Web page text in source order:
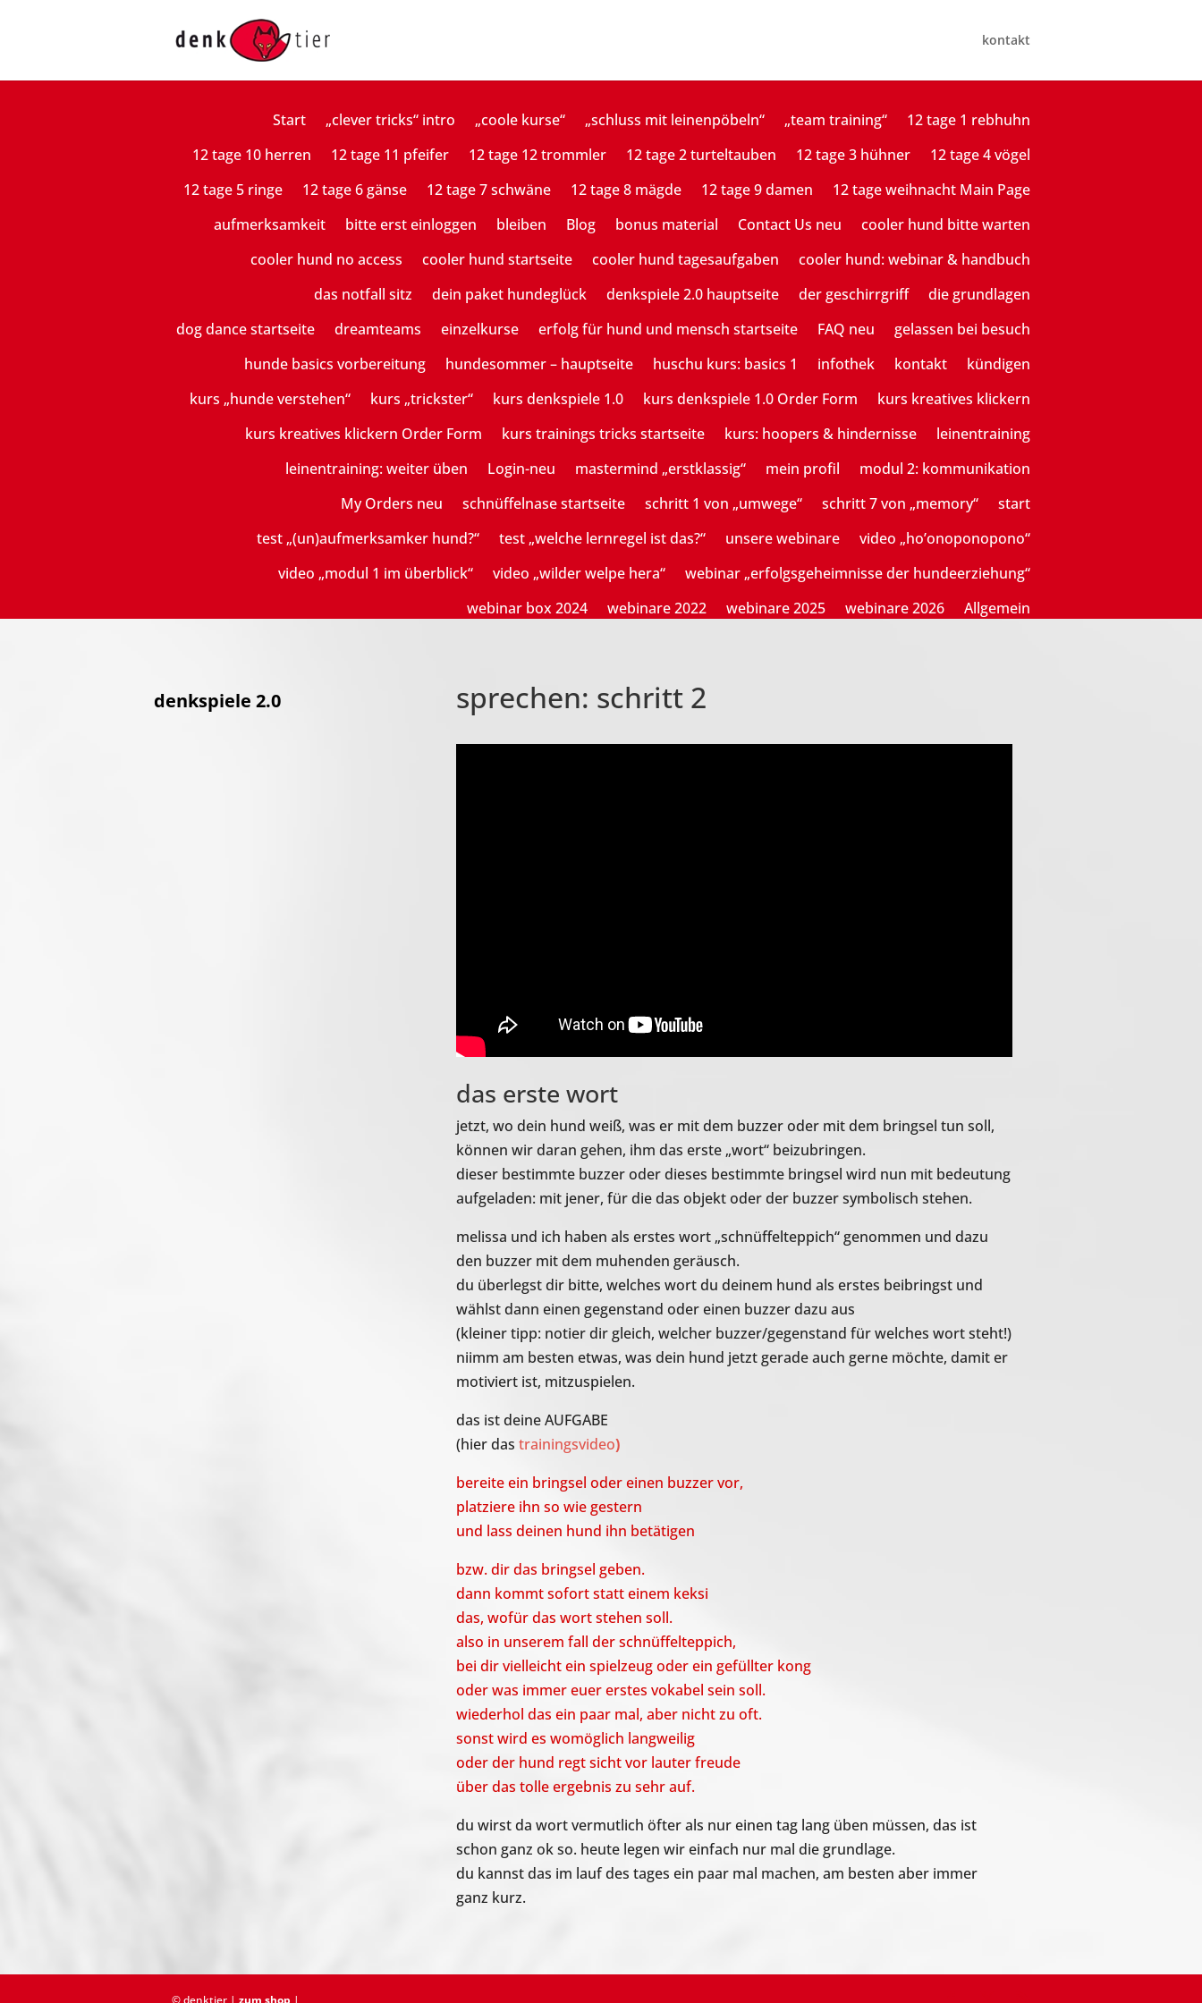
kontakt
Start „clever tricks“ intro „coole kurse“ „schluss mit leinenpöbeln“ „team training“
12 tage 1 rebhuhn
12 tage 10 herren
12 tage 11 pfeifer 12 tage 12 trommler 12 tage 2 turteltauben 12 tage 3 hühner
12 tage 4 vögel
12 tage 5 ringe
12 tage 6 gänse 12 tage 7 schwäne 12 tage 8 mägde 12 tage 9 damen
12 tage weihnacht Main Page
aufmerksamkeit
bitte erst einloggen bleiben Blog bonus material Contact Us neu
cooler hund bitte warten
cooler hund no access
cooler hund startseite cooler hund tagesaufgaben
cooler hund: webinar & handbuch
das notfall sitz
dein paket hundeglück denkspiele 2.0 hauptseite der geschirrgriff
die grundlagen
dog dance startseite
dreamteams einzelkurse erfolg für hund und mensch startseite FAQ neu
gelassen bei besuch
hunde basics vorbereitung
hundesommer – hauptseite huschu kurs: basics 1 infothek kontakt
kündigen
kurs „hunde verstehen“
kurs „trickster“ kurs denkspiele 1.0 kurs denkspiele 1.0 Order Form
kurs kreatives klickern
kurs kreatives klickern Order Form
kurs trainings tricks startseite kurs: hoopers & hindernisse
leinentraining
leinentraining: weiter üben
Login-neu mastermind „erstklassig“ mein profil
modul 2: kommunikation
My Orders neu
schnüffelnase startseite schritt 1 von „umwege“ schritt 7 von „memory“
start
test „(un)aufmerksamker hund?“
test „welche lernregel ist das?“ unsere webinare
video „ho’onoponopono“
video „modul 1 im überblick“
video „wilder welpe hera“
webinar „erfolgsgeheimnisse der hundeerziehung“
webinar box 2024
webinare 2022 webinare 2025 webinare 2026 Allgemein
denkspiele 2.0 sprechen: schritt 2
das erste wort
jetzt, wo dein hund weiß, was er mit dem buzzer oder mit dem bringsel tun soll,
können wir daran gehen, ihm das erste „wort“ beizubringen.
dieser bestimmte buzzer oder dieses bestimmte bringsel wird nun mit bedeutung
aufgeladen: mit jener, für die das objekt oder der buzzer symbolisch stehen.
melissa und ich haben als erstes wort „schnüffelteppich“ genommen und dazu
den buzzer mit dem muhenden geräusch.
du überlegst dir bitte, welches wort du deinem hund als erstes beibringst und
wählst dann einen gegenstand oder einen buzzer dazu aus
(kleiner tipp: notier dir gleich, welcher buzzer/gegenstand für welches wort steht!)
niimm am besten etwas, was dein hund jetzt gerade auch gerne möchte, damit er
motiviert ist, mitzuspielen.
das ist deine AUFGABE
(hier das trainingsvideo)
bereite ein bringsel oder einen buzzer vor,
platziere ihn so wie gestern
und lass deinen hund ihn betätigen
bzw. dir das bringsel geben.
dann kommt sofort statt einem keksi
das, wofür das wort stehen soll.
also in unserem fall der schnüffelteppich,
bei dir vielleicht ein spielzeug oder ein gefüllter kong
oder was immer euer erstes vokabel sein soll.
wiederhol das ein paar mal, aber nicht zu oft.
sonst wird es womöglich langweilig
oder der hund regt sicht vor lauter freude
über das tolle ergebnis zu sehr auf.
du wirst da wort vermutlich öfter als nur einen tag lang üben müssen, das ist
schon ganz ok so. heute legen wir einfach nur mal die grundlage.
du kannst das im lauf des tages ein paar mal machen, am besten aber immer
ganz kurz.